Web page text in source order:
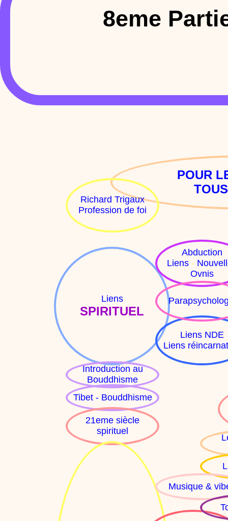
8eme
Richard Trigaux
Profession de foi
POUR
Liens
SPIRITUEL
Liens NDE
Liens
Abduction
Liens -
Ovnis
Introduction au
Bouddhisme
Tibet - Bouddhisme
21eme siècle
spirituel
Musique &